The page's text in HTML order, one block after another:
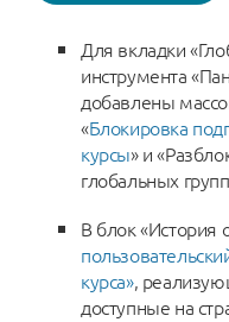
Для вкладки
инструмента
добавлены
«Блокировка
курсы» и
глобальных
В блок «История
курса»,
доступные на